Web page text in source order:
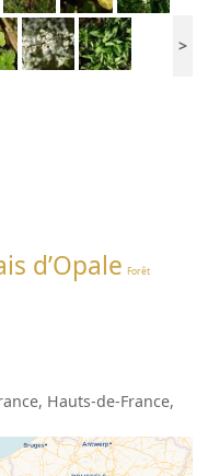
>
d’Opale Forêt
, Hauts-de-France,